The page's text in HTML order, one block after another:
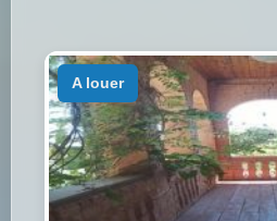
a louer